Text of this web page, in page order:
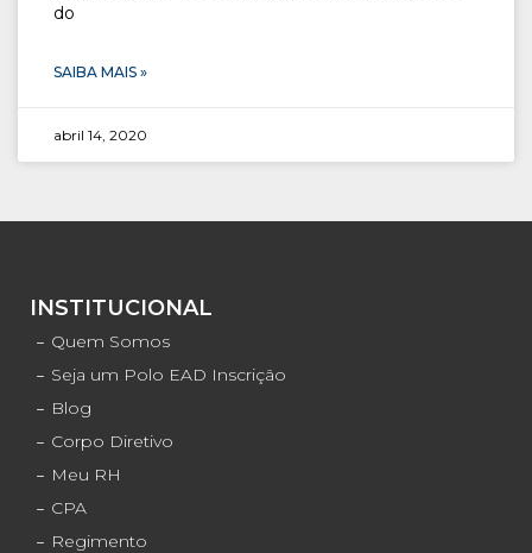
do
SAIBA MAIS »
abril 14, 2020
INSTITUCIONAL
Quem Somos
Seja um Polo EAD Inscrição
Blog
Corpo Diretivo
Meu RH
CPA
Regimento